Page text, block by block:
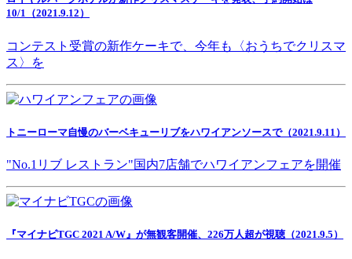
10/1（2021.9.12）
コンテスト受賞の新作ケーキで、今年も〈おうちでクリスマ
ス〉を
トニーローマ自慢のバーベキューリブをハワイアンソースで（2021.9.11）
"No.1リブ レストラン"国内7店舗でハワイアンフェアを開催
『マイナビTGC 2021 A/W』が無観客開催、226万人超が視聴（2021.9.5）